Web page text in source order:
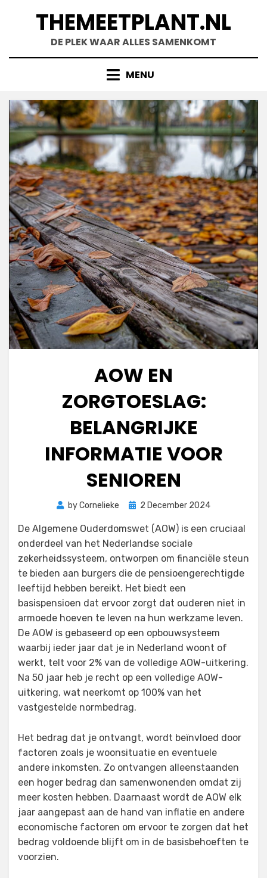
THEMEETPLANT.NL
DE PLEK WAAR ALLES SAMENKOMT
MENU
AOW EN
ZORGTOESLAG:
BELANGRIJKE
INFORMATIE VOOR
SENIOREN
byCornelieke
Posted
2 December 2024
De Algemene Ouderdomswet (AOW) is een cruciaal
onderdeel van het Nederlandse sociale
zekerheidssysteem, ontworpen om financiële steun
te bieden aan burgers die de pensioengerechtigde
leeftijd hebben bereikt. Het biedt een
basispensioen dat ervoor zorgt dat ouderen niet in
armoede hoeven te leven na hun werkzame leven.
De AOW is gebaseerd op een opbouwsysteem
waarbij ieder jaar dat je in Nederland woont of
werkt, telt voor 2% van de volledige AOW-uitkering.
Na 50 jaar heb je recht op een volledige AOW-
uitkering, wat neerkomt op 100% van het
vastgestelde normbedrag.
Het bedrag dat je ontvangt, wordt beïnvloed door
factoren zoals je woonsituatie en eventuele
andere inkomsten. Zo ontvangen alleenstaanden
een hoger bedrag dan samenwonenden omdat zij
meer kosten hebben. Daarnaast wordt de AOW elk
jaar aangepast aan de hand van inflatie en andere
economische factoren om ervoor te zorgen dat het
bedrag voldoende blijft om in de basisbehoeften te
voorzien.